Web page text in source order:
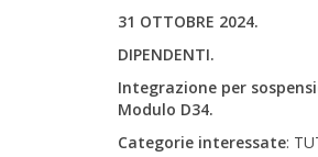
31 OTTOBRE 2024.
DIPENDENTI.
Integrazione per
Modulo D34.
Categorie interessate: